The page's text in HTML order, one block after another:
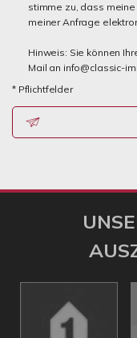
stimme zu, dass
meiner Anfrage
Hinweis: Sie können
Mail an info@classic-
* Pflichtfelder